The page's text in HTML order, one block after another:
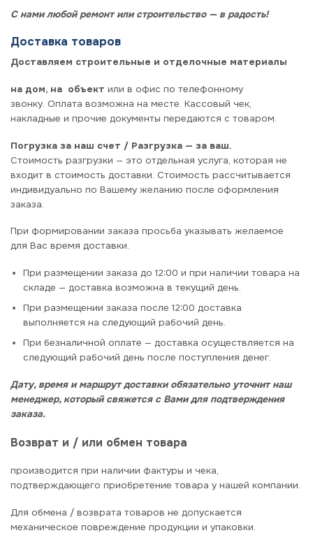
С нами любой ремонт или строительство — в радость!
Доставка товаров
Доставляем строительные и отделочные материалы
на дом, на объект или в офис по телефонному
звонку. Оплата возможна на месте. Кассовый чек,
накладные и прочие документы передаются с товаром.
Погрузка за наш счет / Разгрузка — за ваш.
Стоимость разгрузки — это отдельная услуга, которая не
входит в стоимость доставки. Стоимость рассчитывается
индивидуально по Вашему желанию после оформления
заказа.
При формировании заказа просьба указывать желаемое
для Вас время доставки.
При размещении заказа до 12:00 и при наличии товара на
складе — доставка возможна в текущий день.
При размещении заказа после 12:00 доставка
выполняется на следующий рабочий день.
При безналичной оплате — доставка осуществляется на
следующий рабочий день после поступления денег.
Дату, время и маршрут доставки обязательно уточнит наш
менеджер, который свяжется с Вами для подтверждения
заказа.
Возврат и / или обмен товара
производится при наличии фактуры и чека,
подтверждающего приобретение товара у нашей компании.
Для обмена / возврата товаров не допускается
механическое повреждение продукции и упаковки.